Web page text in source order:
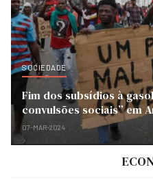
SOCIEDADE
Fim dos subsídios à
convulsões sociais” em
07-MAR-2024